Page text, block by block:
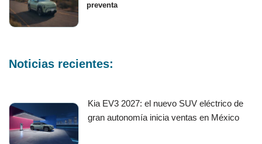
preventa
Noticias recientes:
Kia EV3 2027: el nuevo SUV eléctrico de
gran autonomía inicia ventas en México